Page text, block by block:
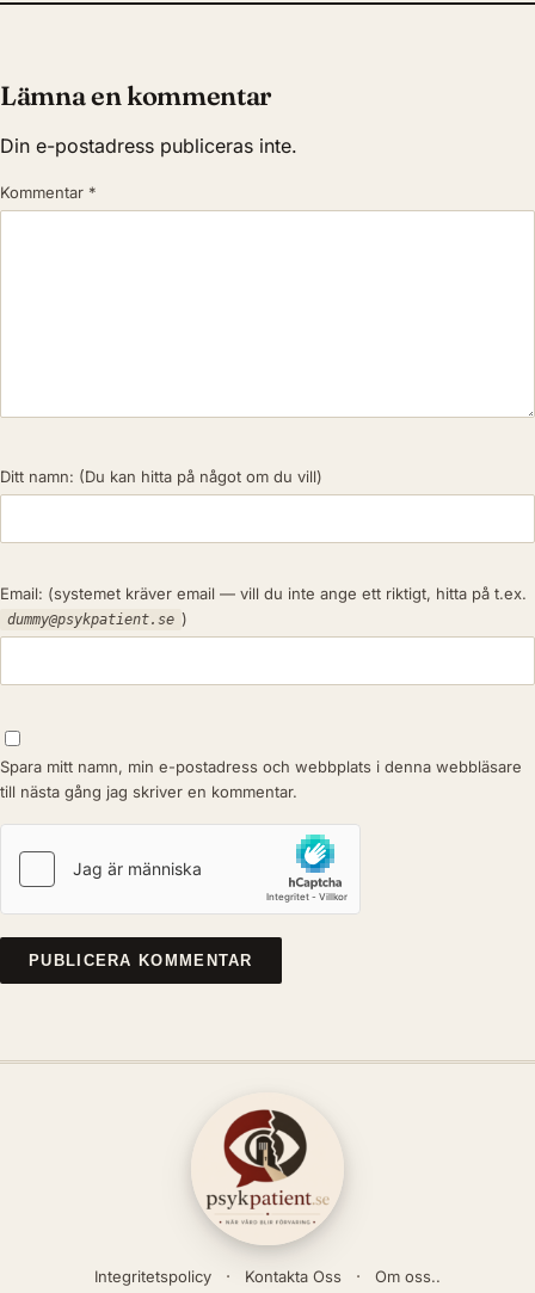
Lämna en kommentar
Din e-postadress publiceras inte.
Kommentar *
Ditt namn: (Du kan hitta på något om du vill)
Email: (systemet kräver email — vill du inte ange ett riktigt, hitta på t.ex.
dummy@psykpatient.se )
Spara mitt namn, min e-postadress och webbplats i denna webbläsare
till nästa gång jag skriver en kommentar.
Integritetspolicy Kontakta Oss
Om oss..